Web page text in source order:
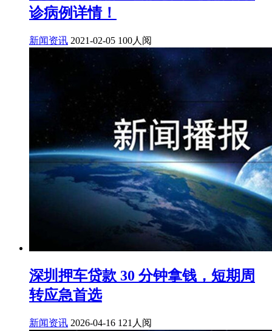
诊病例详情！
新闻资讯 2021-02-05 100人阅
深圳押车贷款 30 分钟拿钱，短期周
转应急首选
新闻资讯 2026-04-16 121人阅